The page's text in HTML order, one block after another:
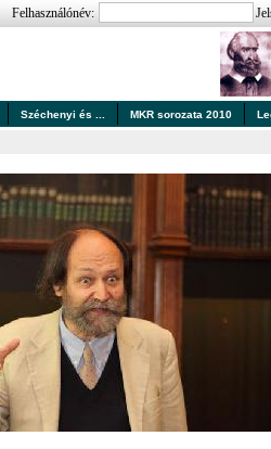
Felhasználónév:
Széchenyi és ... MKR sorozata 2010